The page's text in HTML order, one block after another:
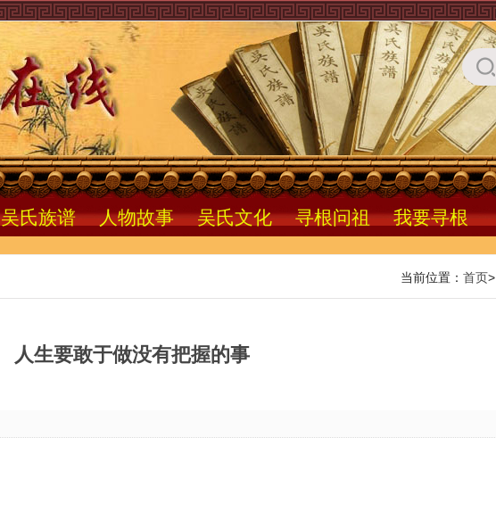
吴氏族谱 人物故事 吴氏文化 寻根问祖 我要寻根
当前位置： 首页>
人生要敢于做没有把握的事